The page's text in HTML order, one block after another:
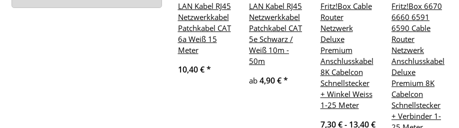
LAN Kabel RJ45
Netzwerkkabel
Patchkabel CAT
6a Weiß 15
Meter
10,40 €*
LAN Kabel RJ45
Netzwerkkabel
Patchkabel CAT
5e Schwarz /
Weiß 10m -
50m
ab 4,90 €*
Fritz!Box Cable
Router
Netzwerk
Deluxe
Premium
Anschlusskabel
8K Cabelcon
Schnellstecker
+ Winkel Weiss
1-25 Meter
7,30 € - 13,40 €
Fritz!Box 6670
6660 6591
6590 Cable
Router
Netzwerk
Anschlusskabel
Deluxe
Premium 8K
Cabelcon
Schnellstecker
+ Verbinder 1-